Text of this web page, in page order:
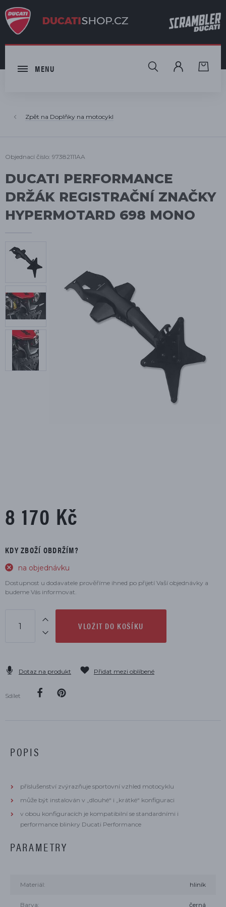
MENU HLEDAT
Doplňky na motocykl
Objednací číslo: 97382111AA
DUCATI PERFORMANCE
DRŽÁK REGISTRAČNÍ ZNAČKY
HYPERMOTARD 698 MONO
8 170 Kč
KDY ZBOŽÍ OBDRŽÍM?
na objednávku
Dostupnost u dodavatele prověříme ihned po přijetí Vaší objednávky a
budeme Vás informovat.
VLOŽIT DO KOŠÍKU
Dotaz na produkt Přidat mezi oblíbené
Sdílet
POPIS
příslušenství zvýrazňuje sportovní vzhled motocyklu
může být instalován v „dlouhé“ i „krátké“ konfiguraci
v obou konfiguracích je kompatibilní se standardními i
performance blinkry Ducati Performance
PARAMETRY
Materiál: hliník
Barva: černá